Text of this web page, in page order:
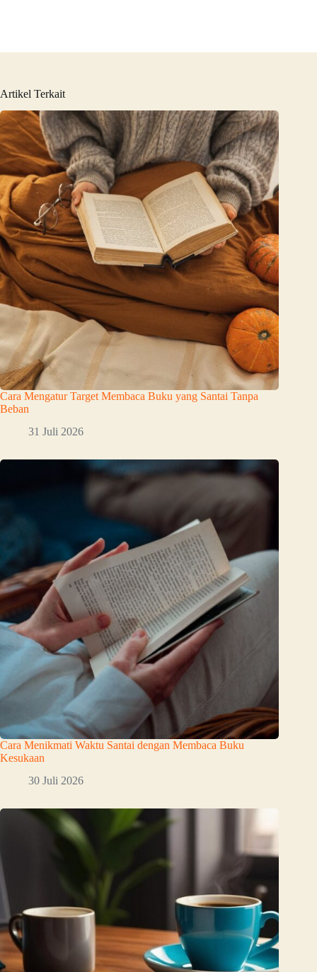
Artikel Terkait
Cara Mengatur Target Membaca Buku yang Santai Tanpa
Beban
31 Juli 2026
Cara Menikmati Waktu Santai dengan Membaca Buku
Kesukaan
30 Juli 2026